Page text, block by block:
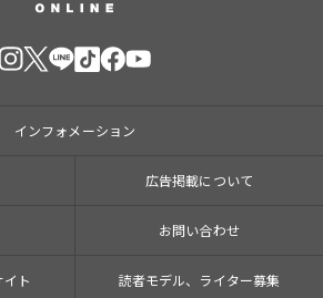
インフォメーション
広告掲載について
お問い合わせ
ト 読者モデル、ライター募集